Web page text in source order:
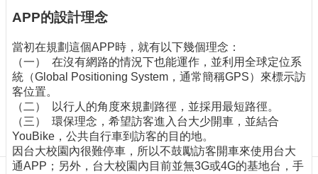
取
網
站
導
覽
最
新
消
息
APP的設計理念
當初在規劃這個APP時，就有以下幾個理念：
（一） 在沒有網路的情況下也能運作，並利用全球定位系
統（Global Positioning System，通常簡稱GPS）來標示訪
客位置。
（二） 以行人的角度來規劃路徑，並採用最短路徑。
（三） 環保理念，希望訪客進入台大少開車，並結合
YouBike，公共自行車到訪客的目的地。
因台大校園內很難停車，所以不鼓勵訪客開車來使用台大
通APP；另外，台大校園內目前並無3G或4G的基地台，手